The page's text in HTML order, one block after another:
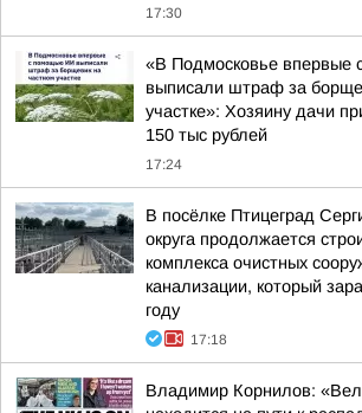
17:30
«В Подмосковье
выписали штраф за
участке»: Хозяину дачи
150 тыс рублей
17:24
В посёлке Птицеград
округа продолжается
комплекса очистных
канализации, который
году
17:18
Владимир Корнилов: